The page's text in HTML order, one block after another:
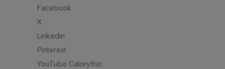
Facebook
X
Linkedin
Pinterest
YouTube Caloryfrio